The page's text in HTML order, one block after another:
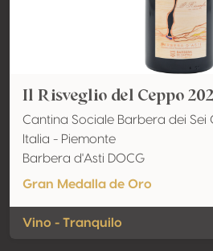
Il Risveglio del Ceppo
Cantina Sociale Barbera dei Sei
Italia - Piemonte
Barbera d'Asti DOCG
Gran Medalla de Oro
Vino - Tranquilo